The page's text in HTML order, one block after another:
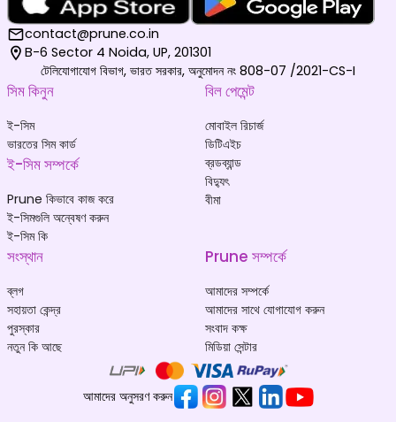
contact@prune.co.in
B-6 Sector 4 Noida, UP, 201301
টেলিযোগাযোগ বিভাগ, ভারত সরকার, অনুমোদন নং 808-07 /2021-CS-I
সিম কিনুন
ই-সিম
ভারতের সিম কার্ড
ই-সিম সম্পর্কে
Prune কিভাবে কাজ করে
ই-সিমগুলি অন্বেষণ করুন
ই-সিম কি
বিল পেমেন্ট
মোবাইল রিচার্জ
ডিটিএইচ
ব্রডব্যান্ড
বিদ্যুৎ
বীমা
সংস্থান
ব্লগ
সহায়তা কেন্দ্র
পুরস্কার
নতুন কি আছে
Prune সম্পর্কে
আমাদের সম্পর্কে
আমাদের সাথে যোগাযোগ করুন
সংবাদ কক্ষ
মিডিয়া সেন্টার
আমাদের অনুসরণ করুন